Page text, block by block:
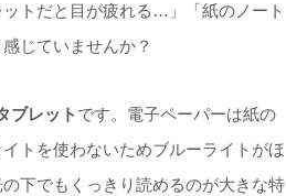
トだと目が疲れる…」「紙のノート
じていませんか？
ブレット です。電子ペーパーは紙の
トを使わないためブルーライトがほ
下でもくっきり読めるのが大きな特